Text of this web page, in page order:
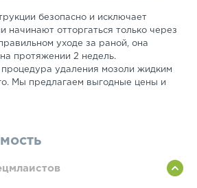
безопасно и исключает
начинают отторгаться только через
уходе за раной, она
протяжении 2 недель.
удаления мозоли жидким
Мы предлагаем выгодные цены и